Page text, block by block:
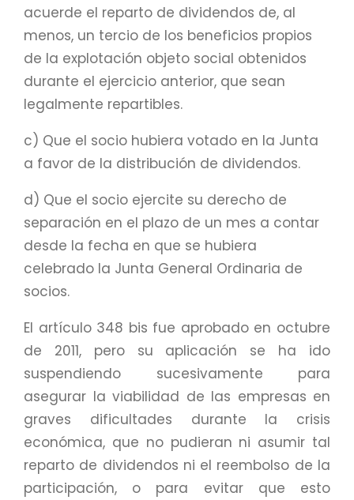
acuerde el reparto de dividendos de, al
menos, un tercio de los beneficios propios
de la explotación objeto social obtenidos
durante el ejercicio anterior, que sean
legalmente repartibles.
c) Que el socio hubiera votado en la Junta
a favor de la distribución de dividendos.
d) Que el socio ejercite su derecho de
separación en el plazo de un mes a contar
desde la fecha en que se hubiera
celebrado la Junta General Ordinaria de
socios.
El artículo 348 bis fue aprobado en octubre
de 2011, pero su aplicación se ha ido
suspendiendo sucesivamente para
asegurar la viabilidad de las empresas en
graves dificultades durante la crisis
económica, que no pudieran ni asumir tal
reparto de dividendos ni el reembolso de la
participación, o para evitar que esto